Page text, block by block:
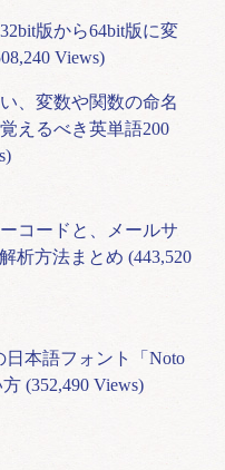
版から64bit版に変
Views)
、変数や関数の命名
えるべき英単語200
コードと、メールサ
析方法まとめ (443,520
日本語フォント「Noto
(352,490 Views)